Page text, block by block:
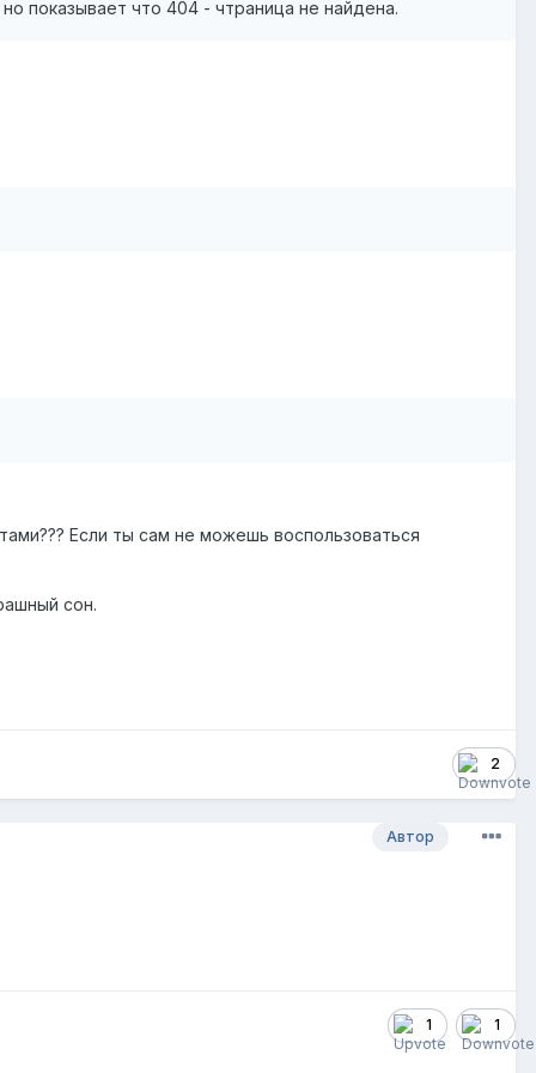
но показывает что 404 - чтраница не найдена.
Если ты сам не можешь воспользоваться
сон.
2
Автор
1 1